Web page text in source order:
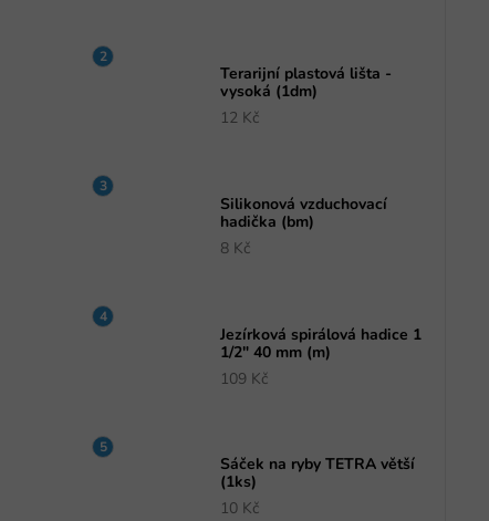
Terarijní plastová lišta -
vysoká (1dm)
12 Kč
Silikonová vzduchovací
hadička (bm)
8 Kč
Jezírková spirálová hadice 1
1/2" 40 mm (m)
109 Kč
Sáček na ryby TETRA větší
(1ks)
10 Kč